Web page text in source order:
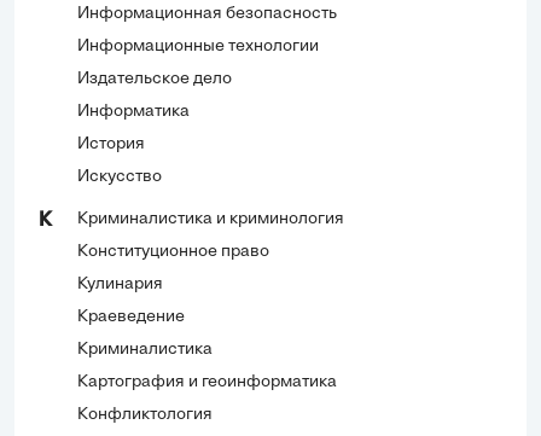
Информационная безопасность
Информационные технологии
Издательское дело
Информатика
История
Искусство
К
Криминалистика и криминология
Конституционное право
Кулинария
Краеведение
Криминалистика
Картография и геоинформатика
Конфликтология